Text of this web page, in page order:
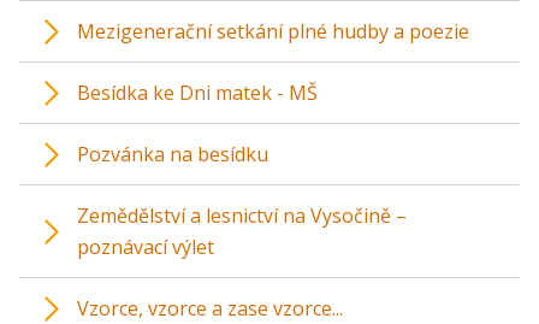
Mezigenerační setkání plné hudby a poezie
Besídka ke Dni matek - MŠ
Pozvánka na besídku
Zemědělství a lesnictví na Vysočině –
poznávací výlet
Vzorce, vzorce a zase vzorce...